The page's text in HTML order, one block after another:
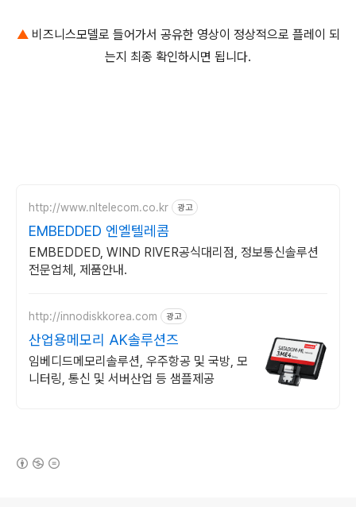
▲ 비즈니스모델로 들어가서 공유한 영상이 정상적으로 플레이 되
는지 최종 확인하시면 됩니다.
http://www.nltelecom.co.kr 광고
EMBEDDED 엔엘텔레콤
EMBEDDED, WIND RIVER공식대리점, 정보통신솔루션
전문업체, 제품안내.
http://innodiskkorea.com 광고
산업용메모리 AK솔루션즈
임베디드메모리솔루션, 우주항공 및 국방, 모
니터링, 통신 및 서버산업 등 샘플제공